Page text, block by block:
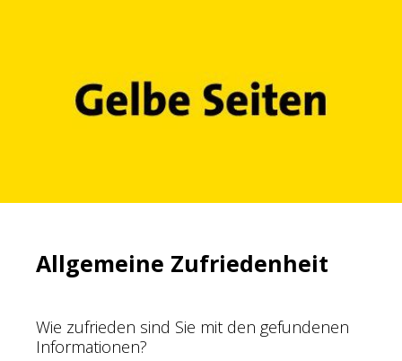
Allgemeine Zufriedenheit
Wie zufrieden sind Sie mit den gefundenen
Informationen?